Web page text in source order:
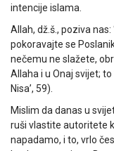
intencije islama.
Allah, dž.š., poziva
pokoravajte se
nečemu ne slažete,
Allaha i u Onaj svijet;
Nisa’, 59).
Mislim da danas u
ruši vlastite autoritete
napadamo, i to, vrlo